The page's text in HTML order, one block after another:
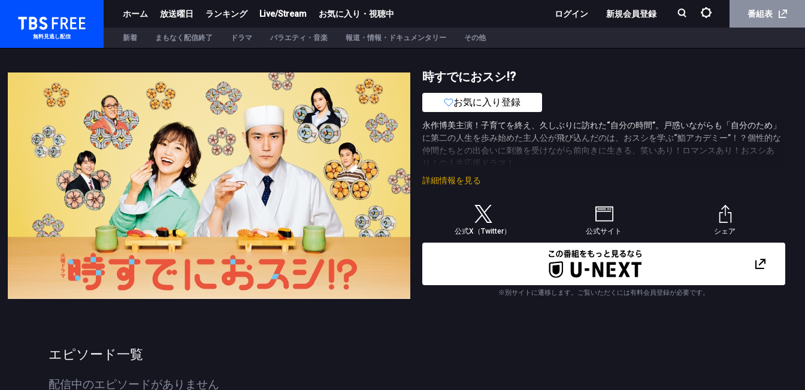
TBS FREE
無料見逃し配信
ホーム 放送曜日 ランキング Live/Stream お気に入り・視聴中 ログイン 新規会員登録 番組表
新着 まもなく配信終了 ドラマ バラエティ・音楽 報道・情報・ドキュメンタリー その他
時すでにおスシ!?
お気に入り登録
永作博美主演！子育てを終え、久しぶりに訪れた“自分の時間”。戸惑いながらも「自分のため」
に第二の人生を歩み始めた主人公が飛び込んだのは、おスシを学ぶ“鮨アカデミー”！？個性的な
仲間たちとの出会いに刺激を受けながら前向きに生きる、笑いあり！ロマンスあり！おスシあ
り！の人生応援ドラマ！
永作が演じるのは、主人公・待山みなと（まちやま・みなと）。子育て卒業という大きな一区切
りを迎え、５０歳で久しぶりに自分の時間と向き合うことになる。これまでいつも「誰かのた
になれるという“鮨アカデミー”。様々な出会いによって、みなとは「自分のため」に生きる一歩
を踏み出していく。
演じるのは松山ケンイチ。ある事情から他人と深く関わるのを避けてきた大江戸は、春から講師
としてリスタートすることに。鮨へのリスペクトが強すぎる職人気質ゆえ、タイパ重視の現代や
生徒たちとの接し方に戸惑いがある。実はみなとの働くスーパーの常連客で…。
さらに、“鮨アカデミー”の個性豊かなクラスメイト役で佐野史郎、ファーストサマーウイカ、山
詳細情報を見る
公式X（Twitter） 公式サイト シェア
※別サイトに遷移します。ご覧いただくには有料会員登録が必要です。
エピソード一覧
配信中のエピソードがありません